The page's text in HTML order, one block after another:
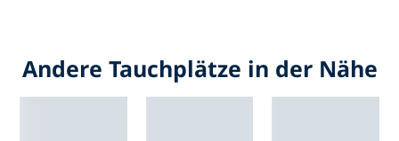
Andere Tauchplätze in der Nähe